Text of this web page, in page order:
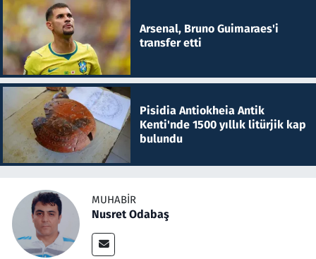
Arsenal, Bruno Guimaraes'i
transfer etti
Pisidia Antiokheia Antik
Kenti'nde 1500 yıllık litürjik kap
bulundu
MUHABIR
Nusret Odabaş